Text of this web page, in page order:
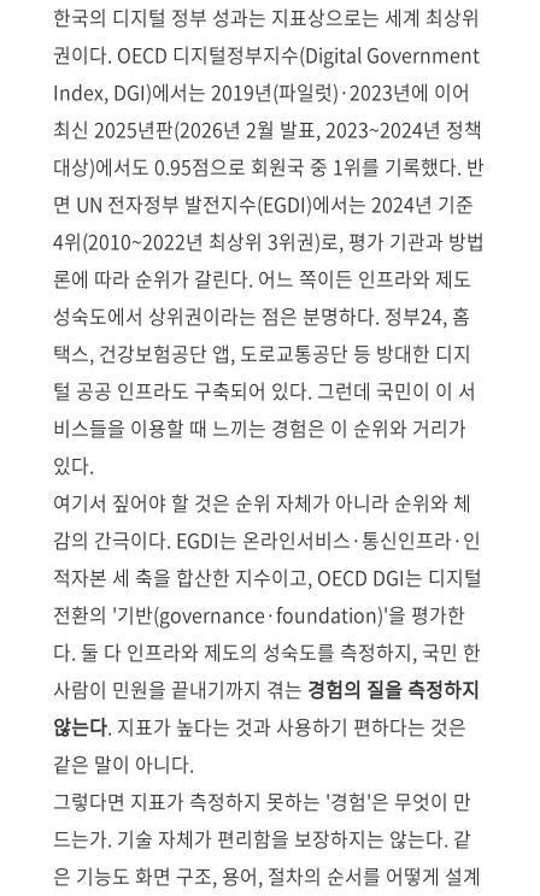
한국의 디지털 정부 성과는 지표상으로는 세계 최상위
권이다. OECD 디지털정부지수(Digital Government
Index, DGI)에서는 2019년(파일럿)·2023년에 이어
최신 2025년판(2026년 2월 발표, 2023~2024년 정책
대상)에서도 0.95점으로 회원국 중 1위를 기록했다. 반
면 UN 전자정부 발전지수(EGDI)에서는 2024년 기준
4위(2010~2022년 최상위 3위권)로, 평가 기관과 방법
론에 따라 순위가 갈린다. 어느 쪽이든 인프라와 제도
성숙도에서 상위권이라는 점은 분명하다. 정부24, 홈
택스, 건강보험공단 앱, 도로교통공단 등 방대한 디지
털 공공 인프라도 구축되어 있다. 그런데 국민이 이 서
비스들을 이용할 때 느끼는 경험은 이 순위와 거리가
있다.
여기서 짚어야 할 것은 순위 자체가 아니라 순위와 체
감의 간극이다. EGDI는 온라인서비스·통신인프라·인
적자본 세 축을 합산한 지수이고, OECD DGI는 디지털
전환의 '기반(governance·foundation)'을 평가한
다. 둘 다 인프라와 제도의 성숙도를 측정하지, 국민 한
사람이 민원을 끝내기까지 겪는 경험의 질을 측정하지
않는다. 지표가 높다는 것과 사용하기 편하다는 것은
같은 말이 아니다.
그렇다면 지표가 측정하지 못하는 '경험'은 무엇이 만
드는가. 기술 자체가 편리함을 보장하지는 않는다. 같
은 기능도 화면 구조, 용어, 절차의 순서를 어떻게 설계